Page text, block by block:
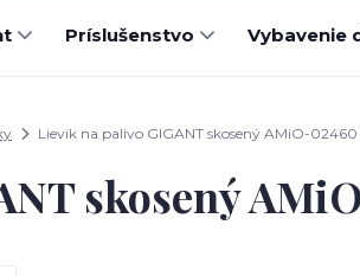
Príslušenstvo Vybavenie
Lievik na palivo GIGANT skosený AMiO-02460
skosený